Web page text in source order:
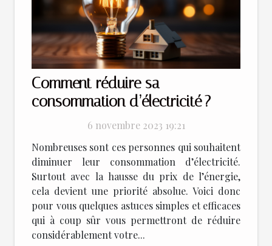
Comment réduire sa
consommation d’électricité ?
6 novembre 2023 19:21
Nombreuses sont ces personnes qui souhaitent
diminuer leur consommation d’électricité.
Surtout avec la hausse du prix de l’énergie,
cela devient une priorité absolue. Voici donc
pour vous quelques astuces simples et efficaces
qui à coup sûr vous permettront de réduire
considérablement votre...